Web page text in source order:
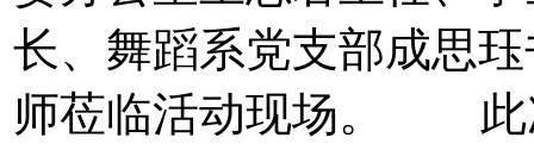
长、舞蹈系党支部成思
师莅临活动现场。
此